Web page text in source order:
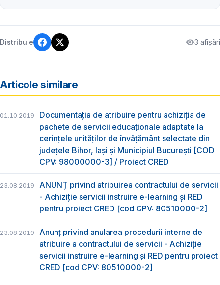
Distribuie 3 afișări
Articole similare
01.10.2019
Documentația de atribuire pentru achiziția de
pachete de servicii educaționale adaptate la
cerințele unităților de învățământ selectate din
județele Bihor, Iași și Municipiul București [COD
CPV: 98000000-3] / Proiect CRED
23.08.2019
ANUNȚ privind atribuirea contractului de servicii
- Achiziție servicii instruire e-learning și RED
pentru proiect CRED [cod CPV: 80510000-2]
23.08.2019
Anunț privind anularea procedurii interne de
atribuire a contractului de servicii - Achiziție
servicii instruire e-learning și RED pentru proiect
CRED [cod CPV: 80510000-2]